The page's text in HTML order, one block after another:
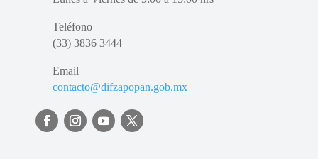
Teléfono
(33) 3836 3444
Email
contacto@difzapopan.gob.mx